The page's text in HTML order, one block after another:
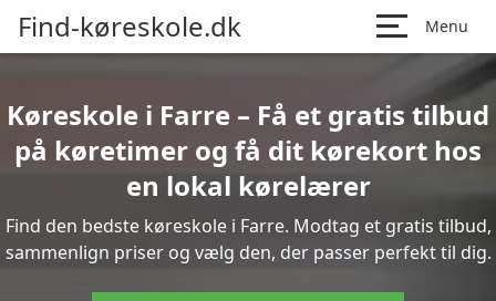
Find-køreskole.dk Menu
Køreskole i Farre – Få et gratis tilbud
på køretimer og få dit kørekort hos
en lokal kørelærer
Find den bedste køreskole i Farre. Modtag et gratis tilbud,
sammenlign priser og vælg den, der passer perfekt til dig.